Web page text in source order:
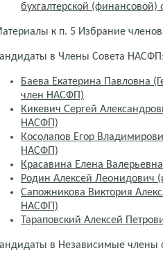
бухгалтерской
к п. 5 Избрание
в Члены Совета НАСФП:
Баева Екатерина Павловна
член НАСФП)
Кикевич Сергей
НАСФП)
Косолапов Егор
НАСФП)
Красавина Елена
Родин Алексей Леонидович
Сапожникова Виктория
НАСФП)
Тараповский Алексей
в Независимые члены